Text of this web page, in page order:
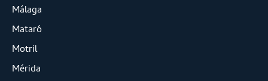
Málaga
Mataró
Motril
Mérida